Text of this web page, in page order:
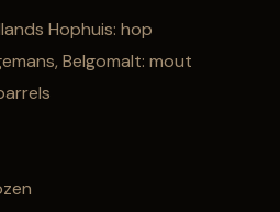
Hophuis: hop
Belgomalt: mout